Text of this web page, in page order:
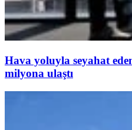
Hava yoluyla seyahat
milyona ulaştı